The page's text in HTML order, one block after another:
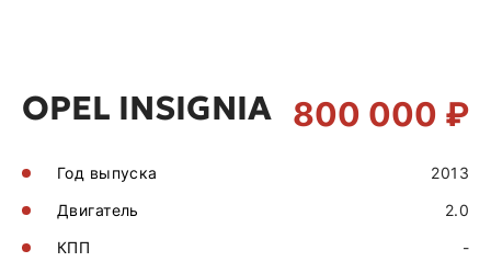
OPEL INSIGNIA 800 000 ₽
Год выпуска
2013
Двигатель
2.0
КПП
-